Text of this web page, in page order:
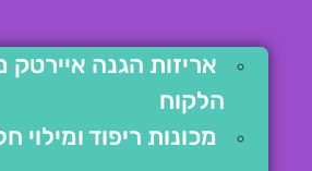
אריזות הגנה איירטק
הלקוח
מכונות ריפוד ומילוי